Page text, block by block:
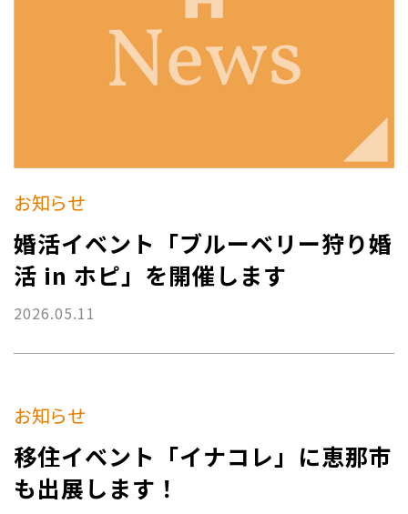
お知らせ
婚活イベント「ブルーベリー狩り婚
活 in ホピ」を開催します
2026.05.11
お知らせ
移住イベント「イナコレ」に恵那市
も出展します！